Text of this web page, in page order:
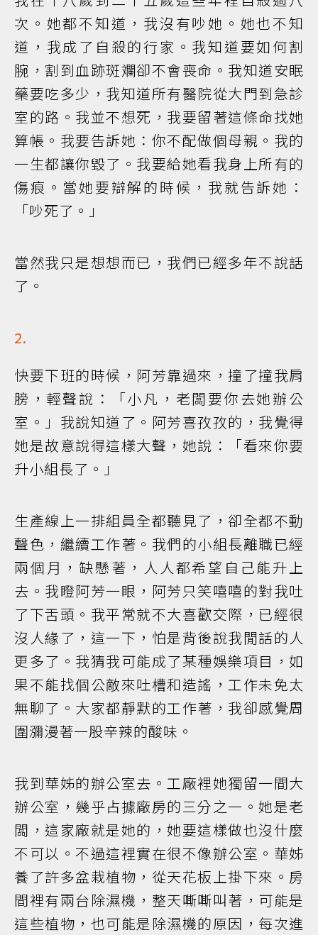
次。她都不知道，我沒有吵她。她也不知
道，我成了自殺的行家。我知道要如何割
腕，割到血跡斑斕卻不會喪命。我知道安眠
藥要吃多少，我知道所有醫院從大門到急診
室的路。我並不想死，我要留著這條命找她
算帳。我要告訴她：你不配做個母親。我的
一生都讓你毀了。我要給她看我身上所有的
傷痕。當她要辯解的時候，我就告訴她：
「吵死了。」
當然我只是想想而已，我們已經多年不說話
了。
2.
快要下班的時候，阿芳靠過來，撞了撞我肩
膀，輕聲說：「小凡，老闆要你去她辦公
室。」我說知道了。阿芳喜孜孜的，我覺得
她是故意說得這樣大聲，她說：「看來你要
升小組長了。」
生產線上一排組員全都聽見了，卻全都不動
聲色，繼續工作著。我們的小組長離職已經
兩個月，缺懸著，人人都希望自己能升上
去。我瞪阿芳一眼，阿芳只笑嘻嘻的對我吐
了下舌頭。我平常就不大喜歡交際，已經很
沒人緣了，這一下，怕是背後說我閒話的人
更多了。我猜我可能成了某種娛樂項目，如
果不能找個公敵來吐槽和造謠，工作未免太
無聊了。大家都靜默的工作著，我卻感覺周
圍瀰漫著一股辛辣的酸味。
我到華姊的辦公室去。工廠裡她獨留一間大
辦公室，幾乎占據廠房的三分之一。她是老
闆，這家廠就是她的，她要這樣做也沒什麼
不可以。不過這裡實在很不像辦公室。華姊
養了許多盆栽植物，從天花板上掛下來。房
間裡有兩台除濕機，整天嘶嘶叫著，可能是
這些植物，也可能是除濕機的原因，每次進